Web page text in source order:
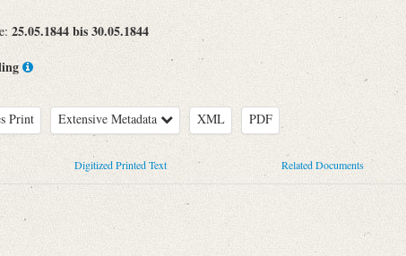
25.05.1844 bis 30.05.1844
Print Extensive Metadata XML PDF
Digitized Printed Text Related Documents